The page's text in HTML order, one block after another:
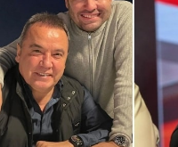
Adalet
Başkanı
Belediye
Gökhan